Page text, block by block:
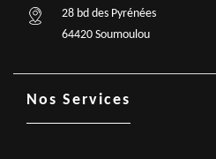
28 bd des Pyrénées
64420 Soumoulou
Nos Services